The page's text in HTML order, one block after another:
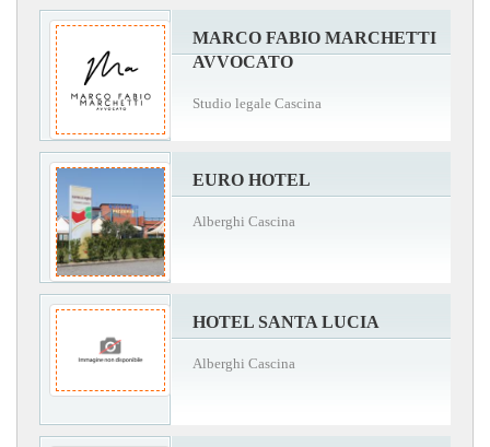
MARCO FABIO MARCHETTI
AVVOCATO
Studio legale Cascina
EURO HOTEL
Alberghi Cascina
HOTEL SANTA LUCIA
Alberghi Cascina